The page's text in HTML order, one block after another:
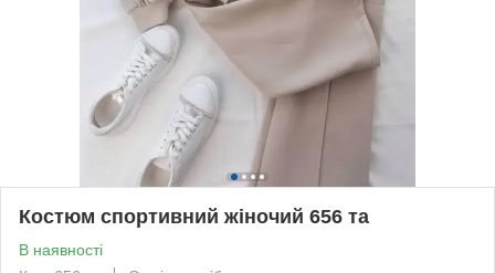
Костюм спортивний жіночий 656 та
В наявності